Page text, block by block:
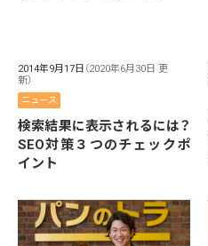
2014年9月17日 （2020年6月30日 更
新）
ニュース
検索結果に表示されるには？
SEO対策３つのチェックポ
イント